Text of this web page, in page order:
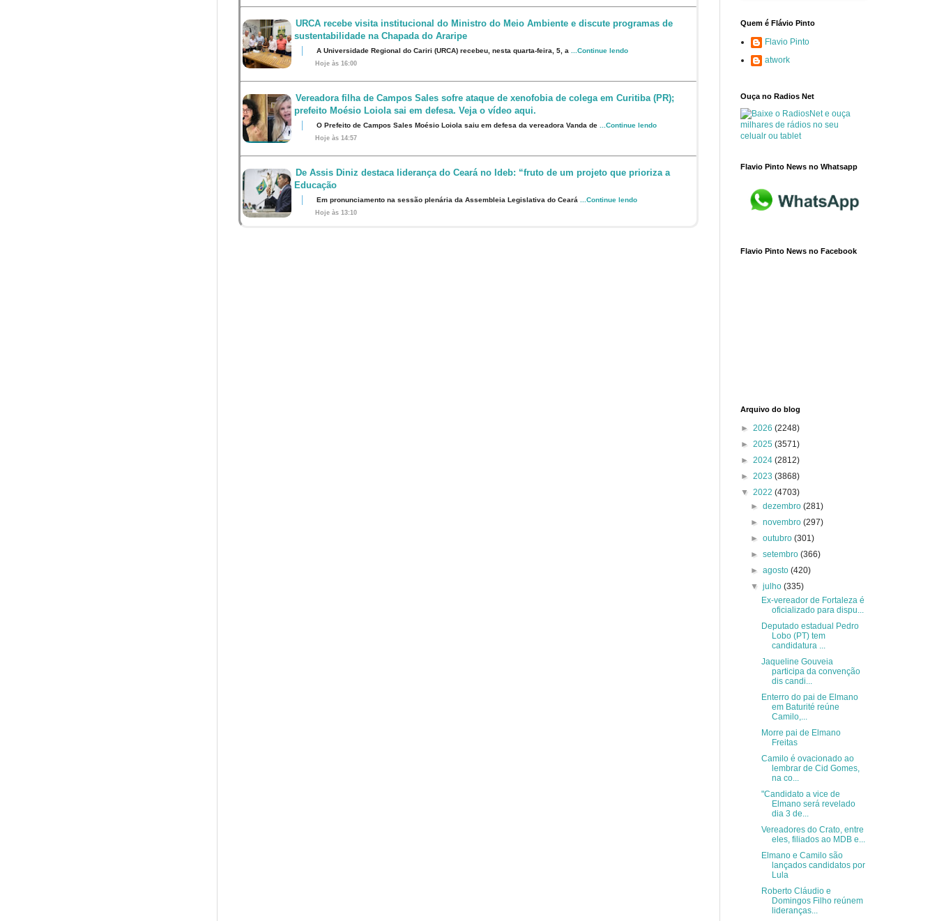
URCA recebe visita institucional do Ministro do Meio Ambiente e discute programas de
sustentabilidade na Chapada do Araripe
A Universidade Regional do Cariri (URCA) recebeu, nesta quarta-feira, 5, a ...Continue lendo
Hoje às 16:00
Vereadora filha de Campos Sales sofre ataque de xenofobia de colega em Curitiba (PR);
prefeito Moésio Loiola sai em defesa. Veja o vídeo aqui.
O Prefeito de Campos Sales Moésio Loiola saiu em defesa da vereadora Vanda de ...Continue lendo
Hoje às 14:57
De Assis Diniz destaca liderança do Ceará no Ideb: “fruto de um projeto que prioriza a
Educação
Em pronunciamento na sessão plenária da Assembleia Legislativa do Ceará ...Continue lendo
Hoje às 13:10
Quem é Flávio Pinto
Flavio Pinto
atwork
Ouça no Radios Net
Flavio Pinto News no Whatsapp
Flavio Pinto News no Facebook
Arquivo do blog
► 2026 (2248)
► 2025 (3571)
► 2024 (2812)
► 2023 (3868)
▼ 2022 (4703)
►dezembro(281)
►novembro(297)
►outubro(301)
►setembro(366)
►agosto(420)
▼julho(335)
Ex-vereador de Fortaleza é
oficializado para dispu...
Deputado estadual Pedro
Lobo (PT) tem
candidatura ...
Jaqueline Gouveia
participa da convenção
dis candi...
Enterro do pai de Elmano
em Baturité reúne
Camilo,...
Morre pai de Elmano
Freitas
Camilo é ovacionado ao
lembrar de Cid Gomes,
na co...
"Candidato a vice de
Elmano será revelado
dia 3 de...
Vereadores do Crato, entre
eles, filiados ao MDB e...
Elmano e Camilo são
lançados candidatos por
Lula
Roberto Cláudio e
Domingos Filho reúnem
lideranças...